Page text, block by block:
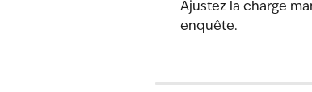
Ajustez la charge
enquête.